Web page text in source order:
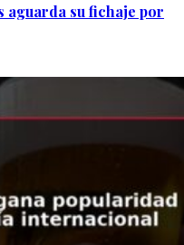
aguarda su fichaje por